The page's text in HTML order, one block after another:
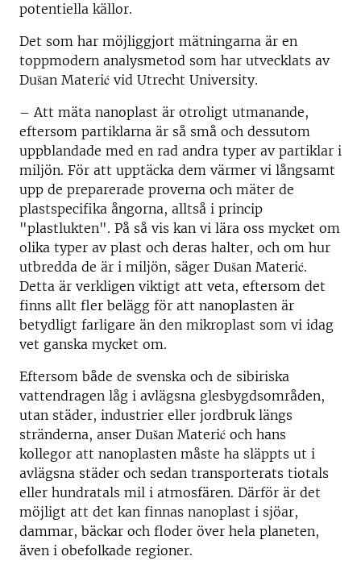
potentiella källor.
Det som har möjliggjort mätningarna är en
toppmodern analysmetod som har utvecklats av
Dušan Materić vid Utrecht University.
– Att mäta nanoplast är otroligt utmanande,
eftersom partiklarna är så små och dessutom
uppblandade med en rad andra typer av partiklar i
miljön. För att upptäcka dem värmer vi långsamt
upp de preparerade proverna och mäter de
plastspecifika ångorna, alltså i princip
"plastlukten". På så vis kan vi lära oss mycket om
olika typer av plast och deras halter, och om hur
utbredda de är i miljön, säger Dušan Materić.
Detta är verkligen viktigt att veta, eftersom det
finns allt fler belägg för att nanoplasten är
betydligt farligare än den mikroplast som vi idag
vet ganska mycket om.
Eftersom både de svenska och de sibiriska
vattendragen låg i avlägsna glesbygdsområden,
utan städer, industrier eller jordbruk längs
stränderna, anser Dušan Materić och hans
kollegor att nanoplasten måste ha släppts ut i
avlägsna städer och sedan transporterats tiotals
eller hundratals mil i atmosfären. Därför är det
möjligt att det kan finnas nanoplast i sjöar,
dammar, bäckar och floder över hela planeten,
även i obefolkade regioner.